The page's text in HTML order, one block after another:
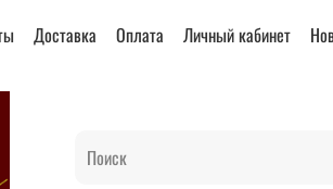
Доставка Оплата Личный кабинет